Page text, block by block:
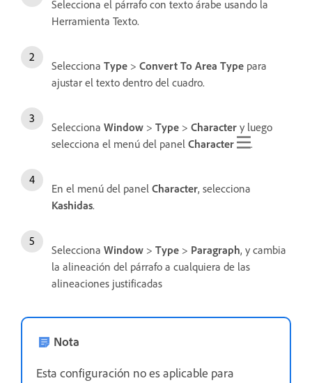
Selecciona el párrafo con texto árabe usando la
Herramienta Texto.
Selecciona Type > Convert To Area Type para
ajustar el texto dentro del cuadro.
Selecciona Window > Type > Character y luego
selecciona el menú del panel Character .
En el menú del panel Character, selecciona
Kashidas.
Selecciona Window > Type > Paragraph, y cambia
la alineación del párrafo a cualquiera de las
alineaciones justificadas
Nota
Esta configuración no es aplicable para